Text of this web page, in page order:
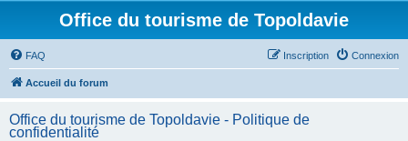
Office du tourisme de Topoldavie
FAQ Connexion
Inscription
Accueil du forum
Office du tourisme de Topoldavie - Politique de
confidentialité